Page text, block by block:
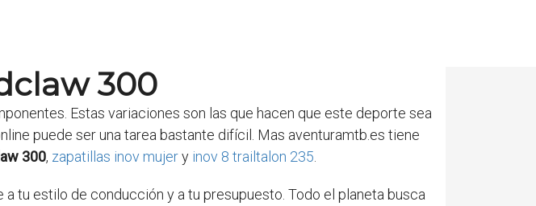
300
Estas variaciones son las que hacen que este deporte sea
puede ser una tarea bastante difícil. Mas aventuramtb.es tiene
300, zapatillas inov mujery inov 8 trailtalon 235
tu estilo de conducción y a tu presupuesto. Todo el planeta busca